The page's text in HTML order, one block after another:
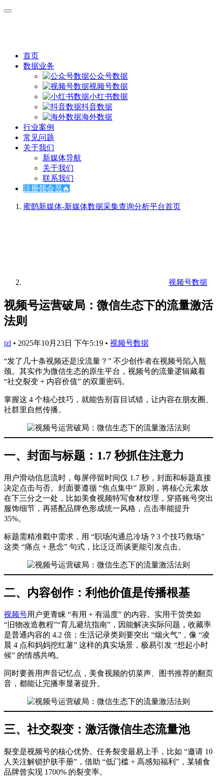
首页
数据业务
公众号数据
视频号数据
小红书数据
抖音数据
海外数据
行业案例
常见问题
关于我们
新媒体导航
关于我们
联系我们
注册领会员🔥
蜜鹞新媒体-新媒体数据采集查询分析平台首页
视频号数据
视频号运营破局：微信生态下的流量激活
法则
jzl • 2025年10月23日 下午5:19 • 视频号数据
“发了几十条视频还是没流量？” 不少创作者在视频号陷入瓶
颈。其实作为微信生态的原生平台，视频号的流量逻辑藏着
“社交裂变 + 内容价值” 的双重密码。
掌握这 4 个核心技巧，就能告别盲目试错，让内容在朋友圈、
社群里自然传播。
一、封面与标题：1.7 秒抓住注意力
用户滑动信息流时，每屏停留时间仅 1.7 秒，封面和标题直接
决定点击与否。封面要遵循 “焦点集中” 原则，将核心元素放
在下三分之一处，比如美食视频特写食材纹理，穿搭账号突出
服饰细节，再搭配品牌色形成统一风格，点击率能提升
35%。
标题需精准戳中需求，用 “职场沟通总冷场？3 个技巧救场”
这类 “痛点 + 悬念” 句式，比泛泛而谈更能引发点击。
二、内容创作：利他价值是传播根基
视频号用户更青睐 “有用 + 有温度” 的内容。实用干货类如
“旧物改造教程”“育儿避坑指南”，因能解决实际问题，收藏率
是普通内容的 4.2 倍；生活记录类则要突出 “烟火气”，像 “凌
晨 4 点和妈妈挖红薯” 这样的真实场景，极易引发 “想起小时
候” 的情感共鸣。
同时要善用声音记忆点，美食视频的切菜声、图书推荐的翻页
音，都能让完播率显著提升。
三、社交裂变：激活微信生态流量池
裂变是视频号的核心优势。任务裂变最易上手，比如 “邀请 10
人关注解锁护肤手册”，借助 “低门槛 + 高感知福利”，某辅食
品牌曾实现 1700% 的裂变率。